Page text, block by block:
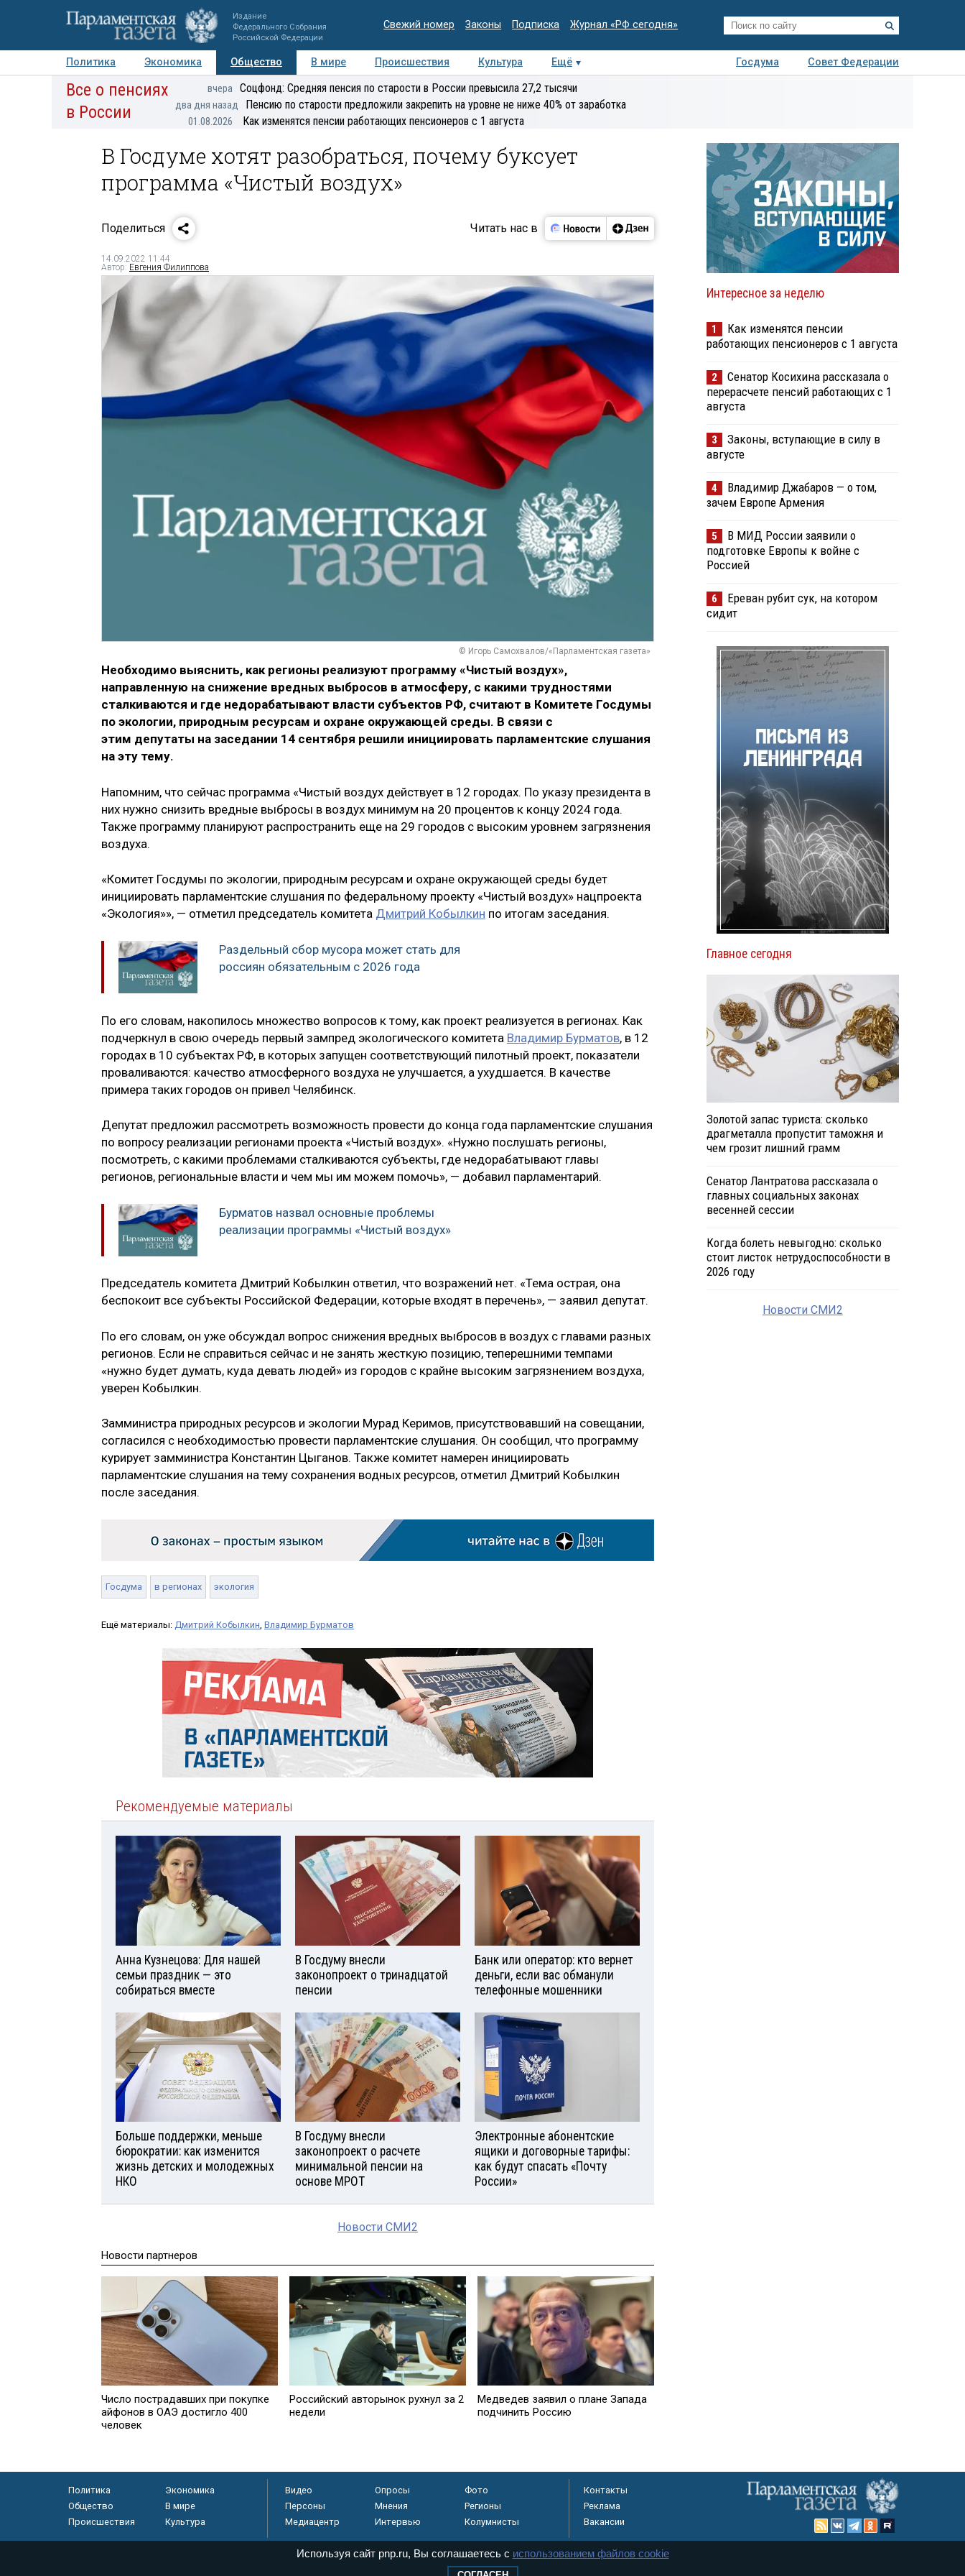
Издание
Федерального Собрания
Российской Федерации
Свежий номер Законы Подписка Журнал «РФ сегодня»
Политика Экономика Общество В мире Происшествия Культура Ещё Госдума
Совет Федерации
Авторы Персоны Мнения Регионы Медиацентр Интервью Колумнисты
экспертиза
Все о пенсиях
в России
вчера Соцфонд: Средняя пенсия по старости в России превысила 27,2 тысячи
два дня назад Пенсию по старости предложили закрепить на уровне не ниже 40% от заработка
01.08.2026 Как изменятся пенсии работающих пенсионеров с 1 августа
В Госдуме хотят разобраться, почему буксует
программа «Чистый воздух»
Поделиться Читать нас в
14.09.2022 11:44
Автор: Евгения Филиппова
© Игорь Самохвалов/«Парламентская газета»
Необходимо выяснить, как регионы реализуют программу «Чистый воздух»,
направленную на снижение вредных выбросов в атмосферу, с какими трудностями
сталкиваются и где недорабатывают власти субъектов РФ, считают в Комитете Госдумы
по экологии, природным ресурсам и охране окружающей среды. В связи с
этим депутаты на заседании 14 сентября решили инициировать парламентские слушания
на эту тему.
Напомним, что сейчас программа «Чистый воздух действует в 12 городах. По указу президента в
них нужно снизить вредные выбросы в воздух минимум на 20 процентов к концу 2024 года.
Также программу планируют распространить еще на 29 городов с высоким уровнем загрязнения
воздуха.
«Комитет Госдумы по экологии, природным ресурсам и охране окружающей среды будет
инициировать парламентские слушания по федеральному проекту «Чистый воздух» нацпроекта
«Экология»», — отметил председатель комитета Дмитрий Кобылкин по итогам заседания.
Раздельный сбор мусора может стать для
россиян обязательным с 2026 года
По его словам, накопилось множество вопросов к тому, как проект реализуется в регионах. Как
подчеркнул в свою очередь первый зампред экологического комитета Владимир Бурматов, в 12
городах в 10 субъектах РФ, в которых запущен соответствующий пилотный проект, показатели
проваливаются: качество атмосферного воздуха не улучшается, а ухудшается. В качестве
примера таких городов он привел Челябинск.
Депутат предложил рассмотреть возможность провести до конца года парламентские слушания
по вопросу реализации регионами проекта «Чистый воздух». «Нужно послушать регионы,
посмотреть, с какими проблемами сталкиваются субъекты, где недорабатывают главы
регионов, региональные власти и чем мы им можем помочь», — добавил парламентарий.
Бурматов назвал основные проблемы
реализации программы «Чистый воздух»
Председатель комитета Дмитрий Кобылкин ответил, что возражений нет. «Тема острая, она
беспокоит все субъекты Российской Федерации, которые входят в перечень», — заявил депутат.
По его словам, он уже обсуждал вопрос снижения вредных выбросов в воздух с главами разных
регионов. Если не справиться сейчас и не занять жесткую позицию, теперешними темпами
«нужно будет думать, куда девать людей» из городов с крайне высоким загрязнением воздуха,
уверен Кобылкин.
Замминистра природных ресурсов и экологии Мурад Керимов, присутствовавший на совещании,
согласился с необходимостью провести парламентские слушания. Он сообщил, что программу
курирует замминистра Константин Цыганов. Также комитет намерен инициировать
парламентские слушания на тему сохранения водных ресурсов, отметил Дмитрий Кобылкин
после заседания.
Госдума в регионах экология
Ещё материалы: Дмитрий Кобылкин Владимир Бурматов
Рекомендуемые материалы
Анна Кузнецова: Для нашей
семьи праздник — это
собираться вместе
В Госдуму внесли
законопроект о тринадцатой
пенсии
Банк или оператор: кто вернет
деньги, если вас обманули
телефонные мошенники
Больше поддержки, меньше
бюрократии: как изменится
жизнь детских и молодежных
НКО
В Госдуму внесли
законопроект о расчете
минимальной пенсии на
основе МРОТ
Электронные абонентские
ящики и договорные тарифы:
как будут спасать «Почту
России»
Новости СМИ2
Новости партнеров
Число пострадавших при покупке
айфонов в ОАЭ достигло 400
человек
Российский авторынок рухнул за 2
недели
Медведев заявил о плане Запада
подчинить Россию
Интересное за неделю
1
Как изменятся пенсии
работающих пенсионеров с 1 августа
2
Сенатор Косихина рассказала о
перерасчете пенсий работающих с 1
августа
3
Законы, вступающие в силу в
августе
4
Владимир Джабаров — о том,
зачем Европе Армения
5
В МИД России заявили о
подготовке Европы к войне с
Россией
6
Ереван рубит сук, на котором
сидит
Главное сегодня
Золотой запас туриста: сколько
драгметалла пропустит таможня и
чем грозит лишний грамм
Сенатор Лантратова рассказала о
главных социальных законах
весенней сессии
Когда болеть невыгодно: сколько
стоит листок нетрудоспособности в
2026 году
Новости СМИ2
Политика
Экономика
Общество
В мире
Происшествия
Культура
Видео Опросы
Фото
Персоны
Мнения
Регионы
Медиацентр
Интервью Колумнисты
Контакты
Реклама
Вакансии
Используя сайт pnp.ru, Вы соглашаетесь с использованием файлов cookie